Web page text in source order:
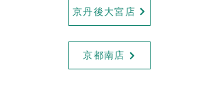
京丹後大宮店
京都南店